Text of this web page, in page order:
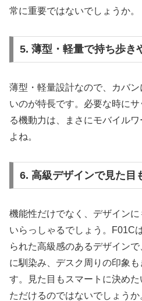
常に重要ではないでしょうか。
5. 薄型・軽量で持ち歩き
薄型・軽量設計なので、カバン
いのが特長です。必要な時に
る機動力は、まさにモバイル
よね。
6. 高級デザインで見た目
機能性だけでなく、デザイン
いらっしゃるでしょう。F01C
られた高級感のあるデザイン
に馴染み、デスク周りの印象
す。見た目もスマートに決め
ただけるのではないでしょうか